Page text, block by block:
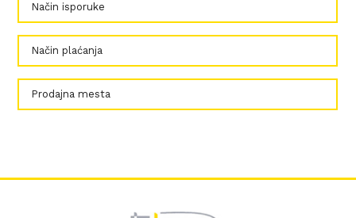
Način isporuke
Način plaćanja
Prodajna mesta